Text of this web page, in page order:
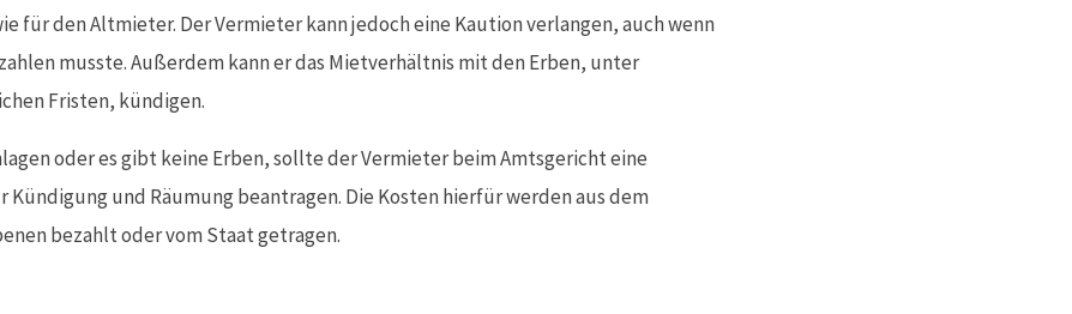
für den Altmieter. Der Vermieter kann jedoch eine Kaution verlangen, auch wenn
musste. Außerdem kann er das Mietverhältnis mit den Erben, unter
Fristen, kündigen.
oder es gibt keine Erben, sollte der Vermieter beim Amtsgericht eine
Kündigung und Räumung beantragen. Die Kosten hierfür werden aus dem
bezahlt oder vom Staat getragen.